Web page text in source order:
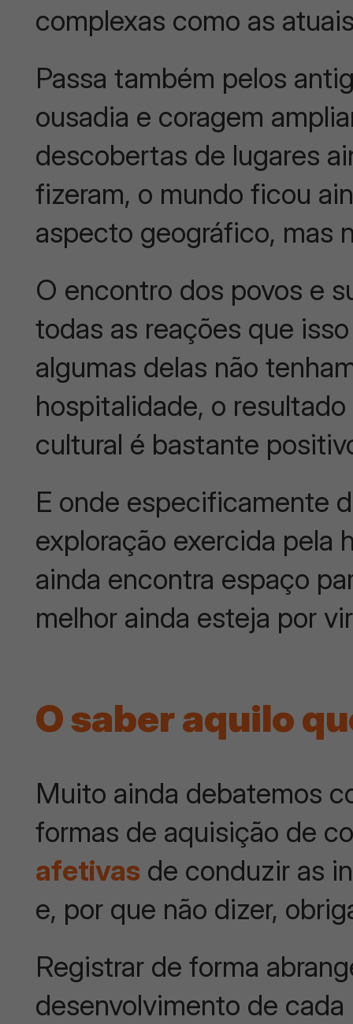
complexas como as
Passa também pelos
ousadia e coragem
descobertas de lugares
fizeram, o mundo ficou
aspecto geográfico, mas
O encontro dos povos e
todas as reações que
algumas delas não
hospitalidade, o
cultural é bastante
E onde especificamente
exploração exercida pela
ainda encontra espaço
melhor ainda esteja por
O saber aquilo
Muito ainda debatemos
formas de aquisição de
afetivas de conduzir as
e, por que não dizer,
Registrar de forma
desenvolvimento de